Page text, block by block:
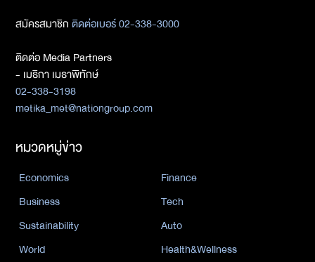
สมัครสมาชิกติดต่อเบอร์ 02-338-3000
ติดต่อ Media Partners
- เมธิกา เมธาพิทักษ์
02-338-3198
metika_met@nationgroup.com
หมวดหมู่ข่าว
Economics
Finance
Business
Tech
Sustainability
Auto
World
Health&Wellness